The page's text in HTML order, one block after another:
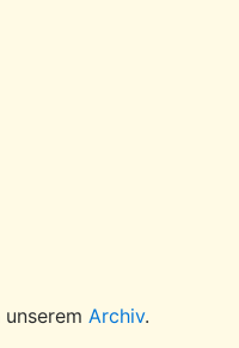
Archiv.